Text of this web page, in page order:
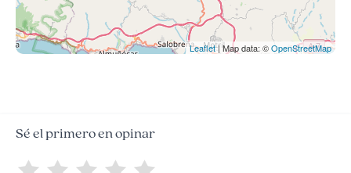
Leaflet| Map data: ©OpenStreetMap
Sé el primero en opinar